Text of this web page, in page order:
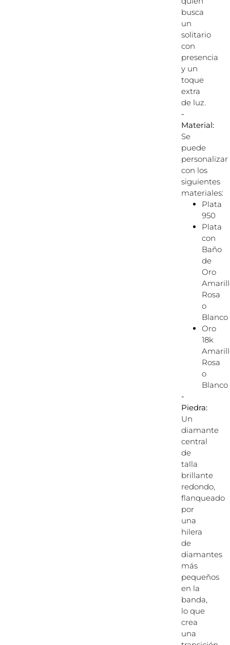
busca
un
solitario
con
presencia
y un
toque
extra
de luz.
-
Material:
Se
puede
personalizar
con los
siguientes
materiales:
Plata
950
Plata
con
Baño
de
Oro
Rosa
o
Blanco
Oro
18k
Rosa
o
Blanco
-
Piedra:
Un
diamante
central
de
talla
brillante
redondo,
flanqueado
por
una
hilera
de
diamantes
más
pequeños
en la
banda,
lo que
crea
una